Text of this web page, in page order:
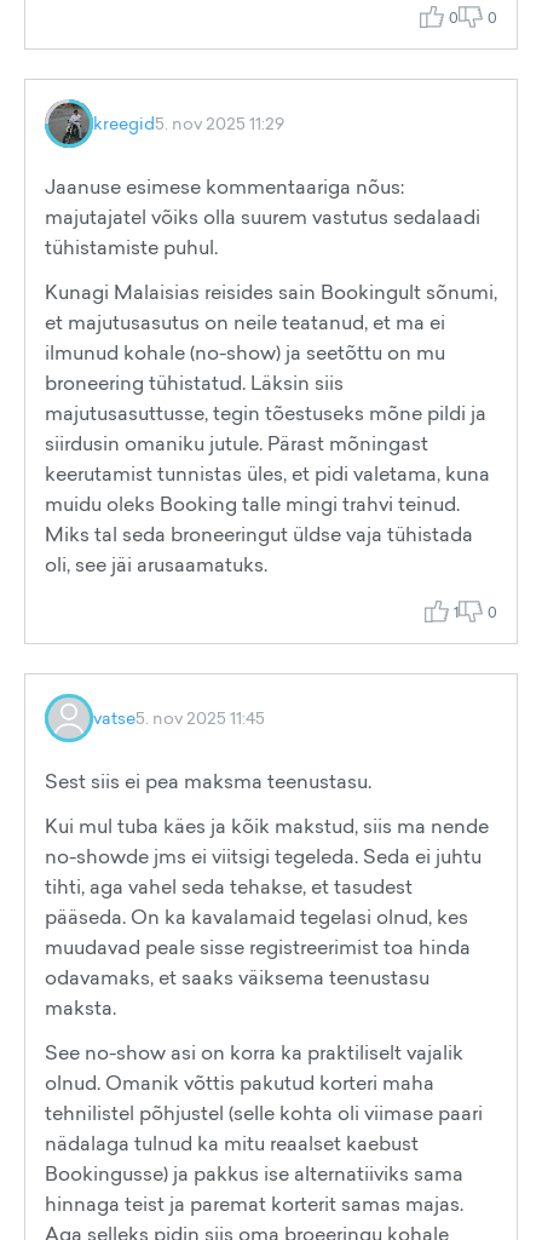
0 0
kreegid5. nov 2025 11:29
Jaanuse esimese kommentaariga nõus:
majutajatel võiks olla suurem vastutus sedalaadi
tühistamiste puhul.
Kunagi Malaisias reisides sain Bookingult sõnumi,
et majutusasutus on neile teatanud, et ma ei
ilmunud kohale (no-show) ja seetõttu on mu
broneering tühistatud. Läksin siis
majutusasuttusse, tegin tõestuseks mõne pildi ja
siirdusin omaniku jutule. Pärast mõningast
keerutamist tunnistas üles, et pidi valetama, kuna
muidu oleks Booking talle mingi trahvi teinud.
Miks tal seda broneeringut üldse vaja tühistada
oli, see jäi arusaamatuks.
1 0
vatse5. nov 2025 11:45
Sest siis ei pea maksma teenustasu.
Kui mul tuba käes ja kõik makstud, siis ma nende
no-showde jms ei viitsigi tegeleda. Seda ei juhtu
tihti, aga vahel seda tehakse, et tasudest
pääseda. On ka kavalamaid tegelasi olnud, kes
muudavad peale sisse registreerimist toa hinda
odavamaks, et saaks väiksema teenustasu
maksta.
See no-show asi on korra ka praktiliselt vajalik
olnud. Omanik võttis pakutud korteri maha
tehnilistel põhjustel (selle kohta oli viimase paari
nädalaga tulnud ka mitu reaalset kaebust
Bookingusse) ja pakkus ise alternatiiviks sama
hinnaga teist ja paremat korterit samas majas.
Aga selleks pidin siis oma broeeringu kohale